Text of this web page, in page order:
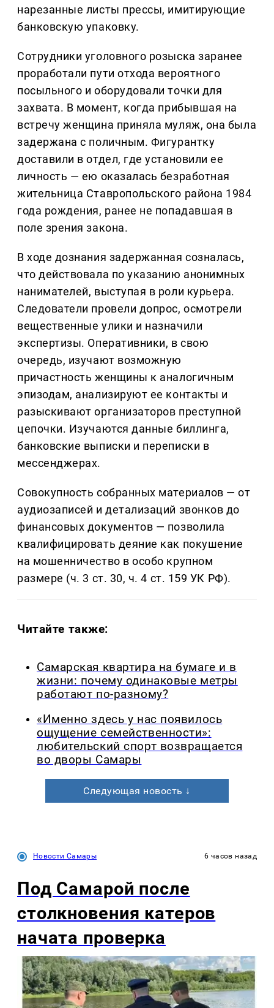
нарезанные листы прессы, имитирующие
банковскую упаковку.
Сотрудники уголовного розыска заранее
проработали пути отхода вероятного
посыльного и оборудовали точки для
захвата. В момент, когда прибывшая на
встречу женщина приняла муляж, она была
задержана с поличным. Фигурантку
доставили в отдел, где установили ее
личность — ею оказалась безработная
жительница Ставропольского района 1984
года рождения, ранее не попадавшая в
поле зрения закона.
В ходе дознания задержанная созналась,
что действовала по указанию анонимных
нанимателей, выступая в роли курьера.
Следователи провели допрос, осмотрели
вещественные улики и назначили
экспертизы. Оперативники, в свою
очередь, изучают возможную
причастность женщины к аналогичным
эпизодам, анализируют ее контакты и
разыскивают организаторов преступной
цепочки. Изучаются данные биллинга,
банковские выписки и переписки в
мессенджерах.
Совокупность собранных материалов — от
аудиозаписей и детализаций звонков до
финансовых документов — позволила
квалифицировать деяние как покушение
на мошенничество в особо крупном
размере (ч. 3 ст. 30, ч. 4 ст. 159 УК РФ).
Читайте также:
Самарская квартира на бумаге и в
жизни: почему одинаковые метры
работают по-разному?
«Именно здесь у нас появилось
ощущение семейственности»:
любительский спорт возвращается
во дворы Самары
Следующая новость ↓
Новости Самары 6 часов назад
Под Самарой после
столкновения катеров
начата проверка